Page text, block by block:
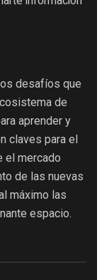
desafíos que
de
aprender y
claves para el
el mercado
de las nuevas
máximo las
espacio.